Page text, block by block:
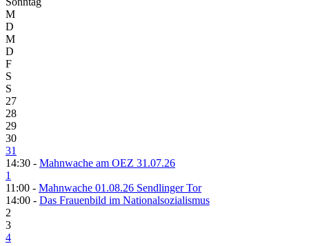
M
D
M
D
F
S
S
27
28
29
30
31
14:30 - Mahnwache am OEZ 31.07.26
1
11:00 - Mahnwache 01.08.26 Sendlinger Tor
14:00 - Das Frauenbild im Nationalsozialismus
2
3
4